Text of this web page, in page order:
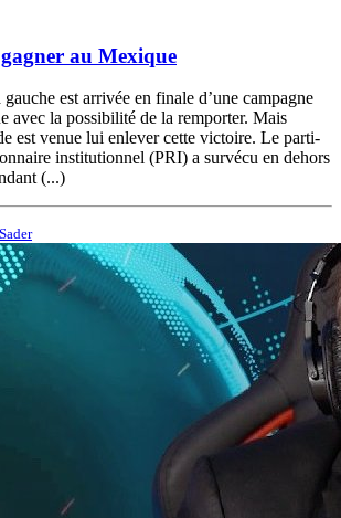
au Mexique
est arrivée en finale d’une campagne
avec la possibilité de la remporter. Mais
est venue lui enlever cette victoire. Le parti-
institutionnel (PRI) a survécu en dehors
(...)